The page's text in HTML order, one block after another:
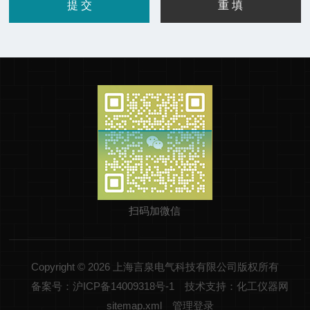
扫码加微信
Copyright © 2026 上海言泉电气科技有限公司版权所有
备案号：沪ICP备14009318号-1
技术支持：化工仪器网
sitemap.xml
管理登录